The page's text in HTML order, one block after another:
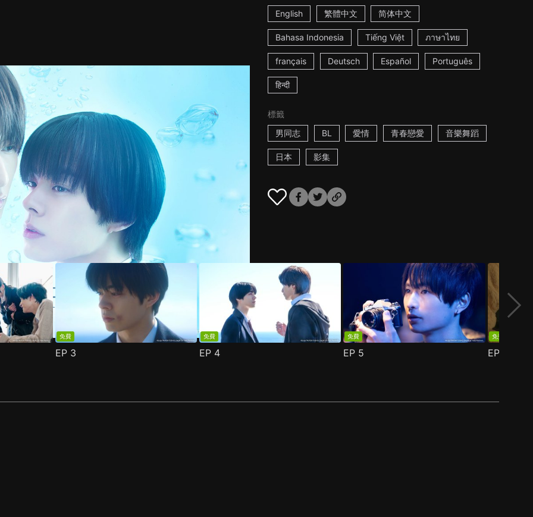
English
繁體中文 简体中文
Bahasa Indonesia Tiếng Việt ภาษาไทย
français Deutsch Español Português
हिन्दी
標籤
男同志
BL 愛情 青春戀愛 音樂舞蹈
日本 影集
免費
EP 3
免費
EP 4
免費
EP 5
免費
EP